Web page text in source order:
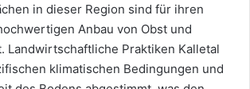
in dieser Region sind für ihren
Anbau von Obst und
Landwirtschaftliche Praktiken Kalletal
klimatischen Bedingungen und